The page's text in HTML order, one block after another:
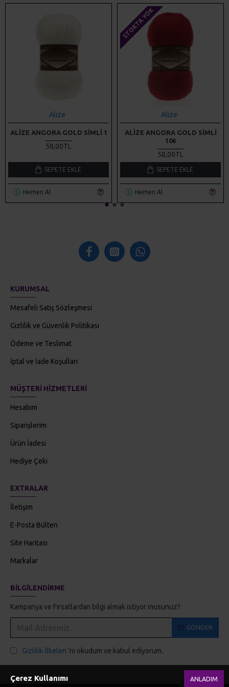
Alize
ALIZE ANGORA GOLD SIMLI 1
58,00TL
SEPETE EKLE
Hemen Al
STOKTA YOK
Alize
ALIZE ANGORA GOLD SIMLI
106
58,00TL
SEPETE EKLE
Hemen Al
KURUMSAL
Mesafeli Satış Sözleşmesi
Gizlilik ve Güvenlik Politikası
Ödeme ve Teslimat
İptal ve İade Koşulları
MÜŞTERI HIZMETLERI
Hesabım
Siparişlerim
Ürün İadesi
Hediye Çeki
EXTRALAR
İletişim
E-Posta Bülten
Site Haritası
Markalar
BILGILENDIRME
Kampanya ve Fırsatlardan bilgi almak istiyor musunuz?
GÖNDER
Gizlilik İlkeleri 'ni okudum ve kabul ediyorum.
ANLADIM
Çerez Kullanımı